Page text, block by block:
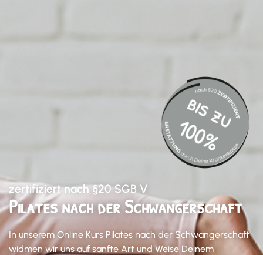
zertifiziert nach §20 SGB V
Pilates nach der Schwangerschaft
In unserem Online Kurs Pilates nach der Schwangerschaft
widmen wir uns auf sanfte Art und Weise Deinem